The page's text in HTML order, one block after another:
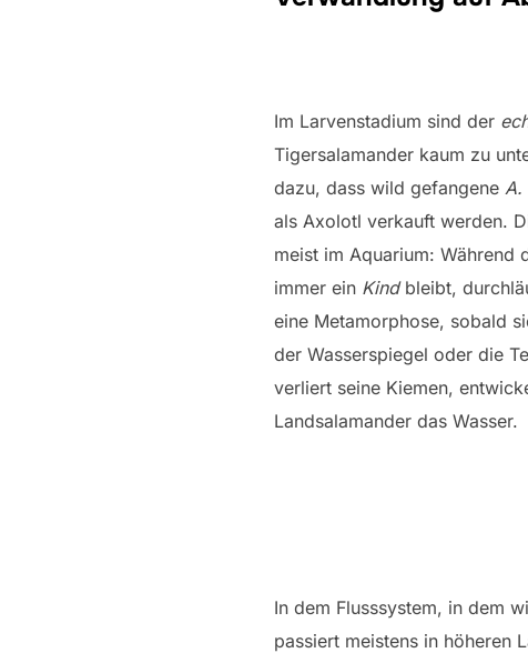
Im Larvenstadium sind der
Tigersalamander kaum zu
dazu, dass wild gefangene A.
als Axolotl verkauft werden.
meist im Aquarium: Während
immer ein Kind bleibt,
eine Metamorphose, sobald
der Wasserspiegel oder die
verliert seine Kiemen,
Landsalamander das Wasser.
In dem Flusssystem, in dem
passiert meistens in höheren